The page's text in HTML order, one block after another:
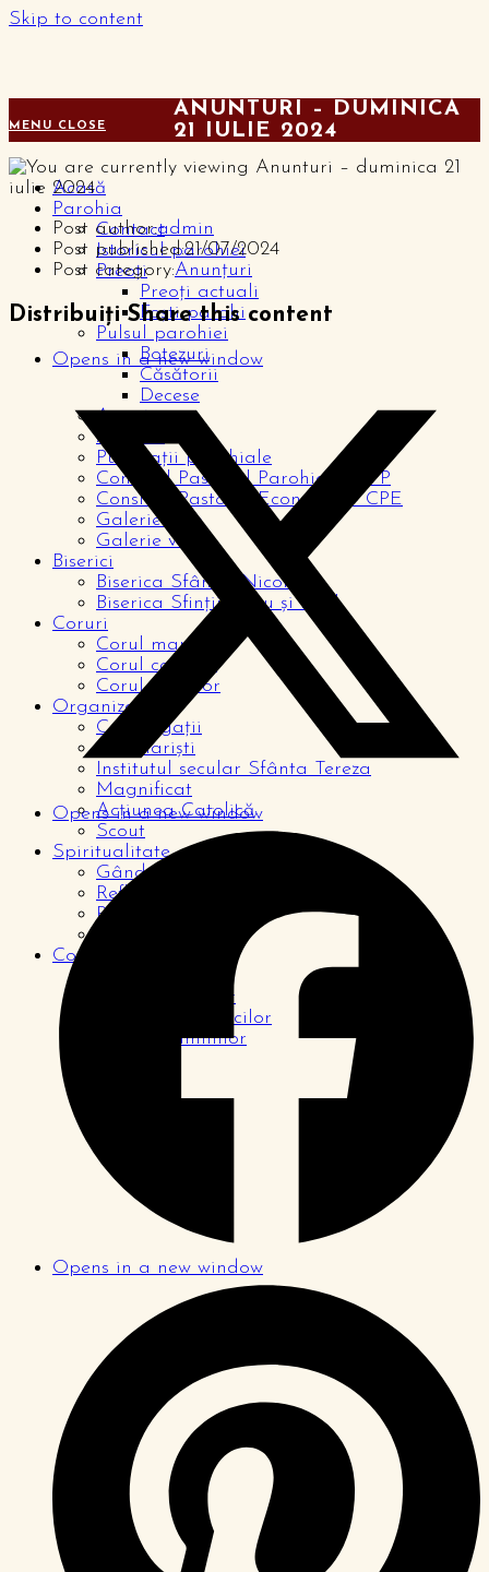
Skip to content
MENU CLOSE
Acasă
Parohia
Contact
Istoricul parohiei
Preoți
Preoți actuali
Foști parohi
Pulsul parohiei
Botezuri
Căsătorii
Decese
Anunțuri
Articole
Publicații parohiale
Consiliul Pastoral Parohial – CPP
Consiliul Pastoral Economic – CPE
Galerie foto
Galerie video
Biserici
Biserica Sfântul Nicolae
Biserica Sfinții Petru și Paul
Coruri
Corul mare
Corul copiilor
Corul tinerilor
Organizații
Congregații
Seminariști
Institutul secular Sfânta Tereza
Magnificat
Acțiunea Catolică
Scout
Spiritualitate
Gândul zilei
Reflecții
Rugăciuni
Comunitate
Pagina tinerilor
Pagina logodnicilor
Pagina familiilor
ANUNTURI – DUMINICA
21 IULIE 2024
Post author:admin
Post published:21/07/2024
Post category:Anunțuri
Distribuiți Share this content
Opens in a new window
Opens in a new window
Opens in a new window